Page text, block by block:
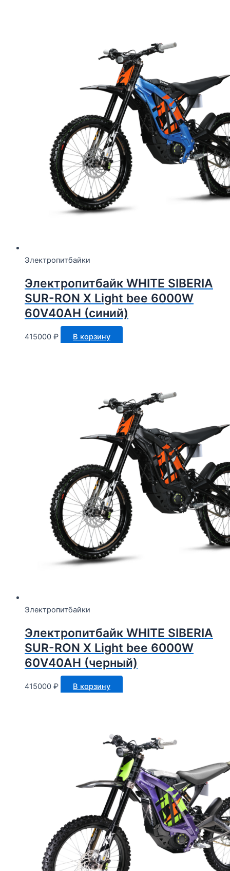
Электропитбайки
Электропитбайк WHITE SIBERIA
SUR-RON X Light bee 6000W
60V40AH (синий)
415000 ₽ В корзину
Электропитбайки
Электропитбайк WHITE SIBERIA
SUR-RON X Light bee 6000W
60V40AH (черный)
415000 ₽ В корзину